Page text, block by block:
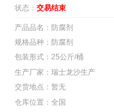
状态： 交易结束
产品品名：防腐剂
规格品种：防腐剂
包装形式：25公斤/桶
生产厂家：瑞士龙沙生产
交货地点：暂无
仓库位置：全国